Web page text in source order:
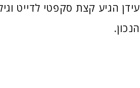
עידן הגיע קצת סקפטי לדייט
הנכון.